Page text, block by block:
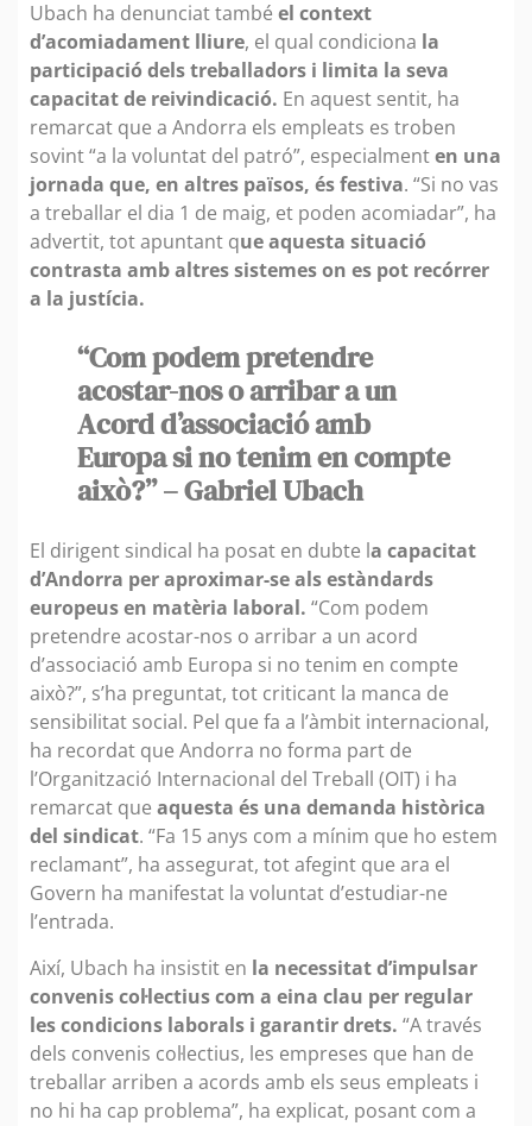
Ubach ha denunciat també el context
d’acomiadament lliure, el qual condiciona la
participació dels treballadors i limita la seva
capacitat de reivindicació. En aquest sentit, ha
remarcat que a Andorra els empleats es troben
sovint “a la voluntat del patró”, especialmenten una
jornada que, en altres països, és festiva. “Si no vas
a treballar el dia 1 de maig, et poden acomiadar”, ha
advertit, tot apuntant que aquesta situació
contrasta amb altres sistemes on es pot recórrer
a la justícia.
“Com podem pretendre
acostar-nos o arribar a un
Acord d’associació amb
Europa si no tenim en compte
això?” – Gabriel Ubach
El dirigent sindical ha posat en dubte la capacitat
d’Andorra per aproximar-se als estàndards
europeus en matèria laboral. “Com podem
pretendre acostar-nos o arribar a un acord
d’associació amb Europa si no tenim en compte
això?”, s’ha preguntat, tot criticant la manca de
sensibilitat social. Pel que fa a l’àmbit internacional,
ha recordat que Andorra no forma part de
l’Organització Internacional del Treball (OIT) i ha
remarcat que aquesta és una demanda històrica
del sindicat. “Fa 15 anys com a mínim que ho estem
reclamant”, ha assegurat, tot afegint que ara el
Govern ha manifestat la voluntat d’estudiar-ne
l’entrada.
Així, Ubach ha insistit en la necessitat d’impulsar
convenis col·lectius com a eina clau per regular
les condicions laborals i garantir drets. “A través
dels convenis col·lectius, les empreses que han de
treballar arriben a acords amb els seus empleats i
no hi ha cap problema”, ha explicat, posant com a